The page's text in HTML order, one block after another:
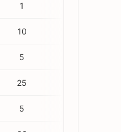
1
10
5
25
5